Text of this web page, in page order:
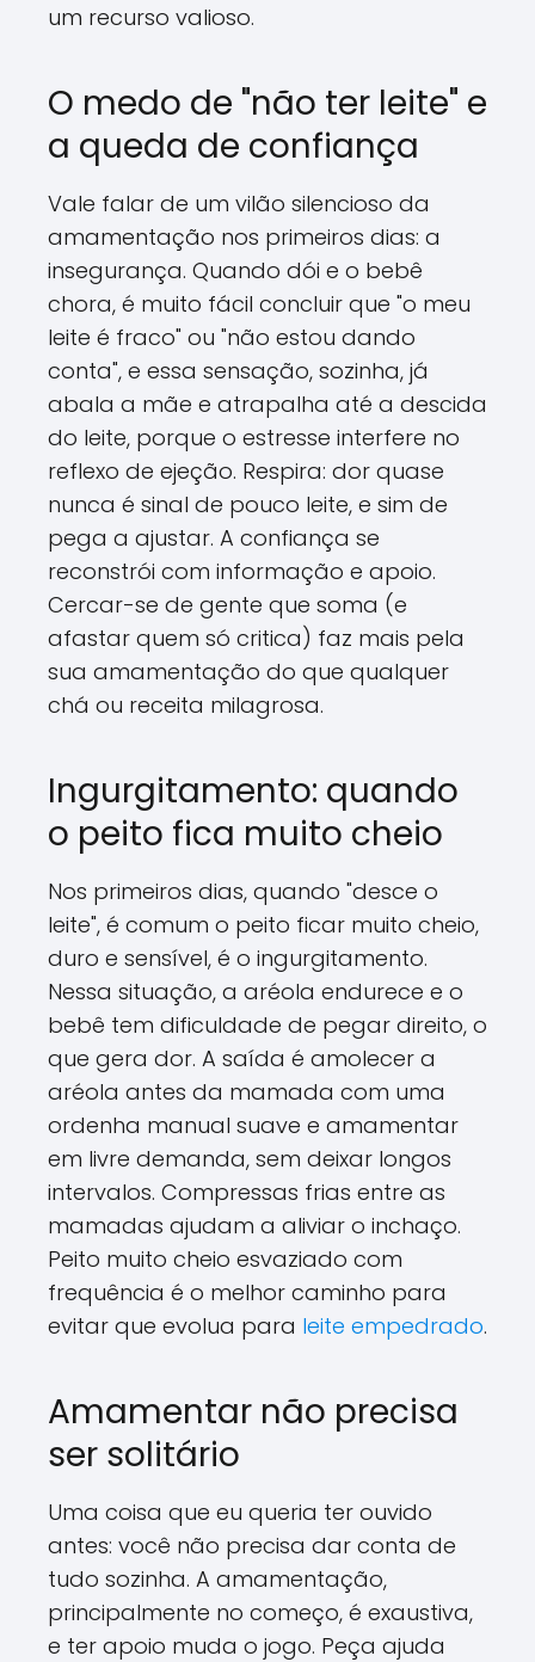
um recurso valioso.
O medo de "não ter leite" e
a queda de confiança
Vale falar de um vilão silencioso da
amamentação nos primeiros dias: a
insegurança. Quando dói e o bebê
chora, é muito fácil concluir que "o meu
leite é fraco" ou "não estou dando
conta", e essa sensação, sozinha, já
abala a mãe e atrapalha até a descida
do leite, porque o estresse interfere no
reflexo de ejeção. Respira: dor quase
nunca é sinal de pouco leite, e sim de
pega a ajustar. A confiança se
reconstrói com informação e apoio.
Cercar-se de gente que soma (e
afastar quem só critica) faz mais pela
sua amamentação do que qualquer
chá ou receita milagrosa.
Ingurgitamento: quando
o peito fica muito cheio
Nos primeiros dias, quando "desce o
leite", é comum o peito ficar muito cheio,
duro e sensível, é o ingurgitamento.
Nessa situação, a aréola endurece e o
bebê tem dificuldade de pegar direito, o
que gera dor. A saída é amolecer a
aréola antes da mamada com uma
ordenha manual suave e amamentar
em livre demanda, sem deixar longos
intervalos. Compressas frias entre as
mamadas ajudam a aliviar o inchaço.
Peito muito cheio esvaziado com
frequência é o melhor caminho para
evitar que evolua para leite empedrado.
Amamentar não precisa
ser solitário
Uma coisa que eu queria ter ouvido
antes: você não precisa dar conta de
tudo sozinha. A amamentação,
principalmente no começo, é exaustiva,
e ter apoio muda o jogo. Peça ajuda